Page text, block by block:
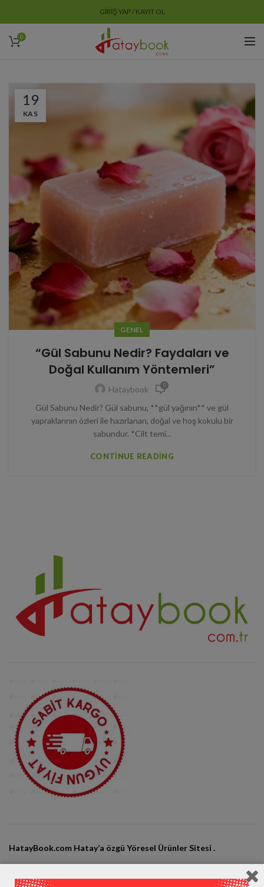
GIRIŞ YAP / KAYIT OL
0
19
KAS
GENEL
“Gül Sabunu Nedir? Faydaları ve
Doğal Kullanım Yöntemleri”
Hataybook 0
Gül Sabunu Nedir? Gül sabunu, **gül yağının** ve gül
yapraklarının özleri ile hazırlanan, doğal ve hoş kokulu bir
sabundur. *Cilt temi...
CONTINUE READING
HatayBook.com Hatay’a özgü Yöresel Ürünler Sitesi .